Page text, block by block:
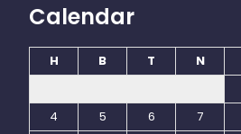
Calendar
H B T N
4
5 6 7